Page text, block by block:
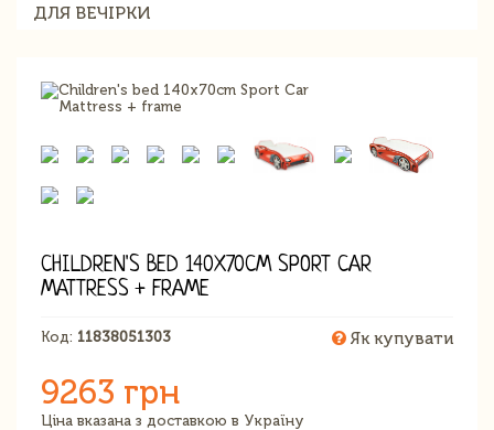
ДЛЯ ВЕЧІРКИ
CHILDREN'S BED 140X70CM SPORT CAR
MATTRESS + FRAME
Код: 11838051303 Як купувати
9263 грн
Ціна вказана з доставкою в Україну